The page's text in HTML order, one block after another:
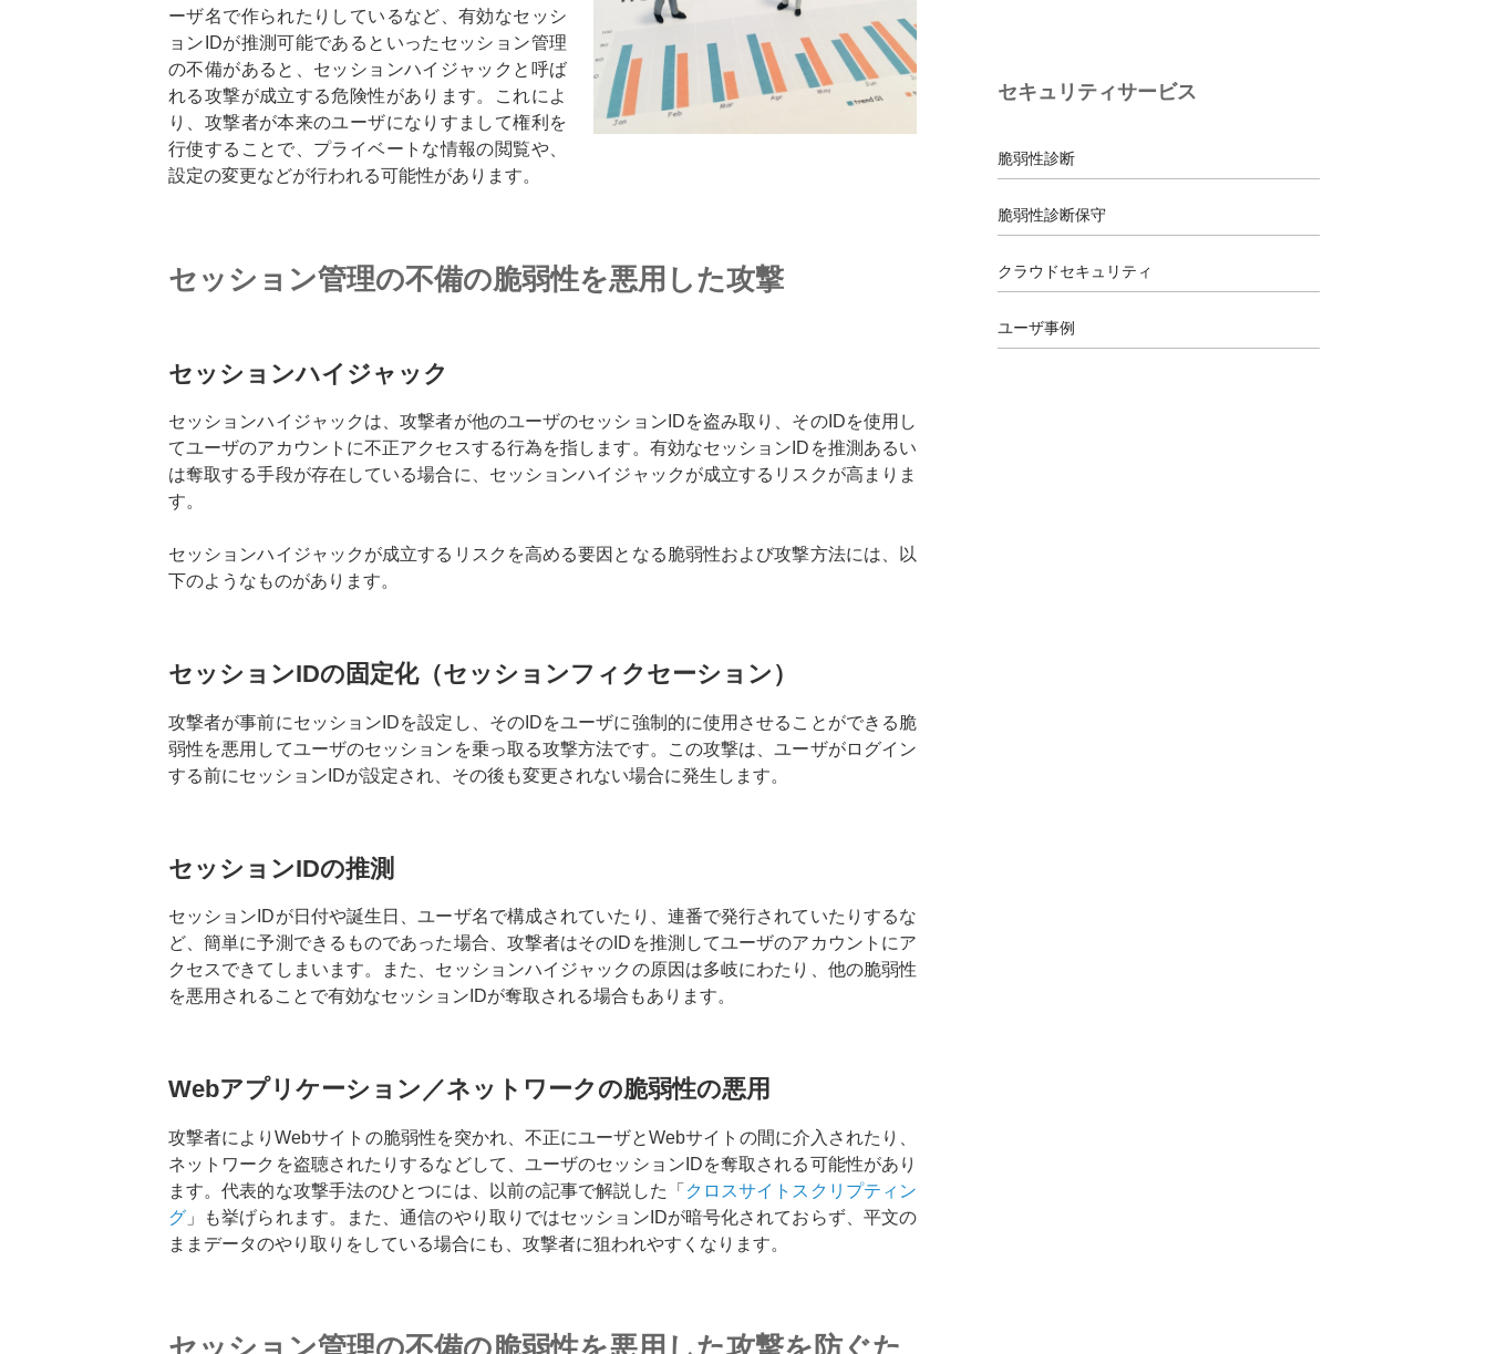
ーザ名で作られたりしているなど、有効なセッシ
ョンIDが推測可能であるといったセッション管理
の不備があると、セッションハイジャックと呼ば
れる攻撃が成立する危険性があります。これによ
り、攻撃者が本来のユーザになりすまして権利を
行使することで、プライベートな情報の閲覧や、
設定の変更などが行われる可能性があります。
セッション管理の不備の脆弱性を悪用した攻撃
セッションハイジャック
セッションハイジャックは、攻撃者が他のユーザのセッションIDを盗み取り、そのIDを使用し
てユーザのアカウントに不正アクセスする行為を指します。有効なセッションIDを推測あるい
は奪取する手段が存在している場合に、セッションハイジャックが成立するリスクが高まりま
す。
セッションハイジャックが成立するリスクを高める要因となる脆弱性および攻撃方法には、以
下のようなものがあります。
セッションIDの固定化（セッションフィクセーション）
攻撃者が事前にセッションIDを設定し、そのIDをユーザに強制的に使用させることができる脆
弱性を悪用してユーザのセッションを乗っ取る攻撃方法です。この攻撃は、ユーザがログイン
する前にセッションIDが設定され、その後も変更されない場合に発生します。
セッションIDの推測
セッションIDが日付や誕生日、ユーザ名で構成されていたり、連番で発行されていたりするな
ど、簡単に予測できるものであった場合、攻撃者はそのIDを推測してユーザのアカウントにア
クセスできてしまいます。また、セッションハイジャックの原因は多岐にわたり、他の脆弱性
を悪用されることで有効なセッションIDが奪取される場合もあります。
Webアプリケーション／ネットワークの脆弱性の悪用
攻撃者によりWebサイトの脆弱性を突かれ、不正にユーザとWebサイトの間に介入されたり、
ネットワークを盗聴されたりするなどして、ユーザのセッションIDを奪取される可能性があり
ます。代表的な攻撃手法のひとつには、以前の記事で解説した「 クロスサイトスクリプティン
グ 」も挙げられます。また、通信のやり取りではセッションIDが暗号化されておらず、平文の
ままデータのやり取りをしている場合にも、攻撃者に狙われやすくなります。
セッション管理の不備の脆弱性を悪用した攻撃を防ぐた
o
k
g
m
b
セキュリティサービス
脆弱性診断
脆弱性診断保守
クラウドセキュリティ
ユーザ事例